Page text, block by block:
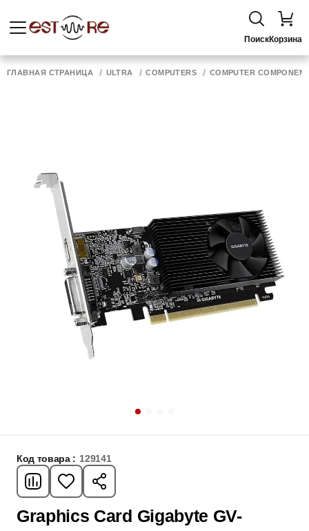
ПоискКорзина
ГЛАВНАЯ СТРАНИЦА ULTRA COMPUTERS COMPUTER
Код товара : 129141
Graphics Card Gigabyte GV-